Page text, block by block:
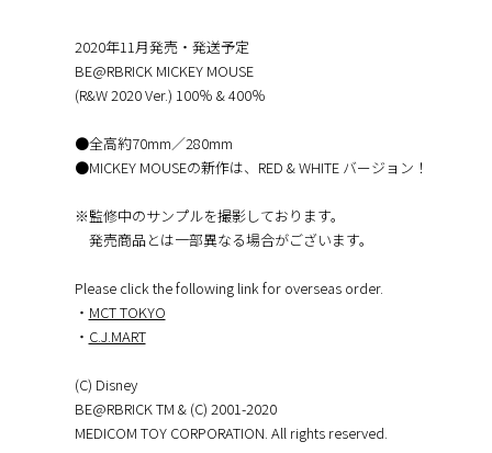
2020年11月発売・発送予定
BE@RBRICK MICKEY MOUSE
(R&W 2020 Ver.) 100％ & 400％
●全高約70mm／280mm
●MICKEY MOUSEの新作は、RED & WHITE バージョン！
※監修中のサンプルを撮影しております。
発売商品とは一部異なる場合がございます。
Please click the following link for overseas order.
・ MCT TOKYO
・ C.J.MART
(C) Disney
BE@RBRICK TM & (C) 2001-2020
MEDICOM TOY CORPORATION. All rights reserved.